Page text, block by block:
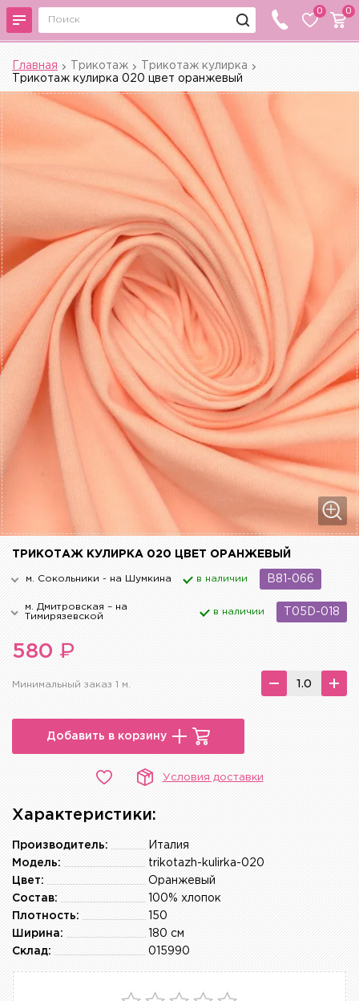
0 0
Главная Трикотаж
Трикотаж кулирка
Трикотаж кулирка 020 цвет оранжевый
ТРИКОТАЖ КУЛИРКА 020 ЦВЕТ ОРАНЖЕВЫЙ
м. Сокольники - на Шумкина в наличии B81-066
м. Дмитровская – на
Тимирязевской
в наличии T05D-018
580 ₽
Минимальный заказ 1 м.
Добавить в корзину
Условия доставки
Характеристики:
Италия
Производитель:
trikotazh-kulirka-020
Модель:
Оранжевый
Цвет:
100% хлопок
Состав:
150
Плотность:
180 см
Ширина:
015990
Склад: